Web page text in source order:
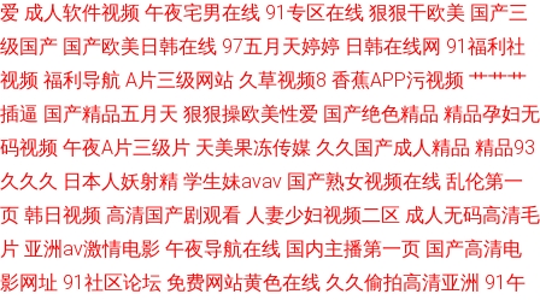
爱 成人软件视频 午夜宅男在线 91专区在线 狠狠干欧美 国产三
级国产 国产欧美日韩在线 97五月天婷婷 日韩在线网 91福利社
视频 福利导航 A片三级网站 久草视频8 香蕉APP污视频 艹艹艹
插逼 国产精品五月天 狠狠操欧美性爱 国产绝色精品 精品孕妇无
码视频 午夜A片三级片 天美果冻传媒 久久国产成人精品 精品93
久久久 日本人妖射精 学生妹avav 国产熟女视频在线 乱伦第一
页 韩日视频 高清国产剧观看 人妻少妇视频二区 成人无码高清毛
片 亚洲av激情电影 午夜导航在线 国内主播第一页 国产高清电
影网址 91社区论坛 免费网站黄色在线 久久偷拍高清亚洲 91午